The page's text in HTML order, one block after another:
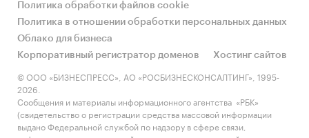
Политика обработки файлов cookie
Политика в отношении обработки персональных данных
Облако для бизнеса
Корпоративный регистратор доменов
Хостинг сайтов
© ООО «БИЗНЕСПРЕСС», АО «РОСБИЗНЕСКОНСАЛТИНГ», 1995-
2026.
Сообщения и материалы информационного агентства «РБК»
(свидетельство о регистрации средства массовой информации
выдано Федеральной службой по надзору в сфере связи,